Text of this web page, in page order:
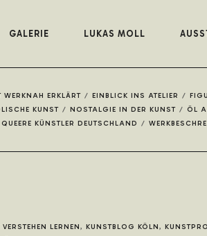
GALERIE LUKAS MOLL
WERKNAH ERKLÄRT / EINBLICK INS ATELIER /
KUNST / NOSTALGIE IN DER KUNST / ÖL
QUEERE KÜNSTLER DEUTSCHLAND /
LERNEN, KUNSTBLOG KÖLN,